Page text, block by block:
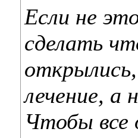
Если не
сделать
лечение, а
Чтобы все